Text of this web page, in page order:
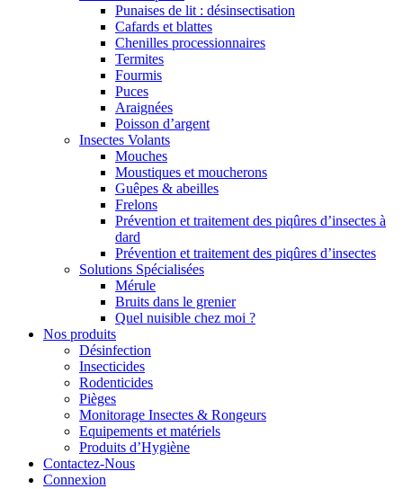
Punaises de lit : désinsectisation
Cafards et blattes
Chenilles processionnaires
Termites
Fourmis
Puces
Araignées
Poisson d’argent
Insectes Volants
Mouches
Moustiques et moucherons
Guêpes & abeilles
Frelons
Prévention et traitement des piqûres d’insectes à
dard
Prévention et traitement des piqûres d’insectes
Solutions Spécialisées
Mérule
Bruits dans le grenier
Quel nuisible chez moi ?
Nos produits
Désinfection
Insecticides
Rodenticides
Pièges
Monitorage Insectes & Rongeurs
Equipements et matériels
Produits d’Hygiène
Contactez-Nous
Connexion